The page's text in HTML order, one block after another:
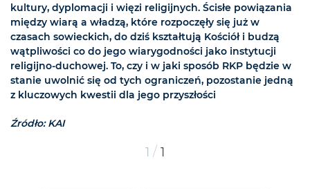
kultury, dyplomacji i więzi religijnych. Ścisłe powiązania
między wiarą a władzą, które rozpoczęły się już w
czasach sowieckich, do dziś kształtują Kościół i budzą
wątpliwości co do jego wiarygodności jako instytucji
religijno-duchowej. To, czy i w jaki sposób RKP będzie w
stanie uwolnić się od tych ograniczeń, pozostanie jedną
z kluczowych kwestii dla jego przyszłości
Źródło: KAI
1 / 1